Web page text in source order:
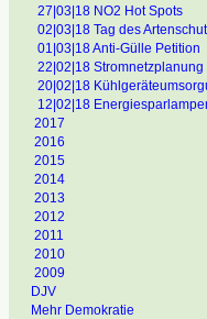
27|03|18 NO2 Hot Spots
02|03|18 Tag des
01|03|18 Anti-Gülle Petition
22|02|18 Stromnetzplanung
20|02|18
12|02|18
2017
2016
2015
2014
2013
2012
2011
2010
2009
DJV
Mehr Demokratie